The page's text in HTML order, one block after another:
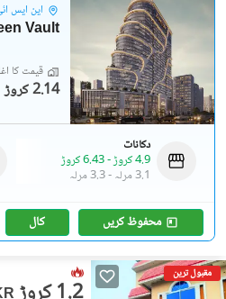
این ایس
Vault
قیمت کا
2.14 کروڑ
دکانات
4.9 کروڑ
-6.43 کروڑ
3.1 مرلہ
-3.3 مرلہ
محفوظ کریں کال
مقبول ترین